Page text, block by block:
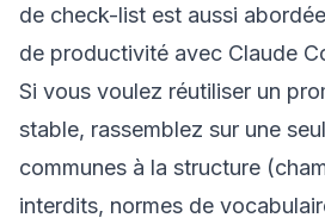
de check-list est aussi
de productivité avec Claude
Si vous voulez réutiliser un
stable, rassemblez sur une
communes à la structure
interdits, normes de